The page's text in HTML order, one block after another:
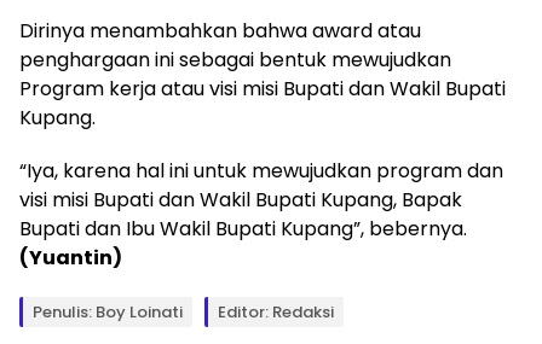
Dirinya menambahkan bahwa award atau
penghargaan ini sebagai bentuk mewujudkan
Program kerja atau visi misi Bupati dan Wakil Bupati
Kupang.
“Iya, karena hal ini untuk mewujudkan program dan
visi misi Bupati dan Wakil Bupati Kupang, Bapak
Bupati dan Ibu Wakil Bupati Kupang”, bebernya.
(Yuantin)
Penulis: Boy Loinati Editor: Redaksi